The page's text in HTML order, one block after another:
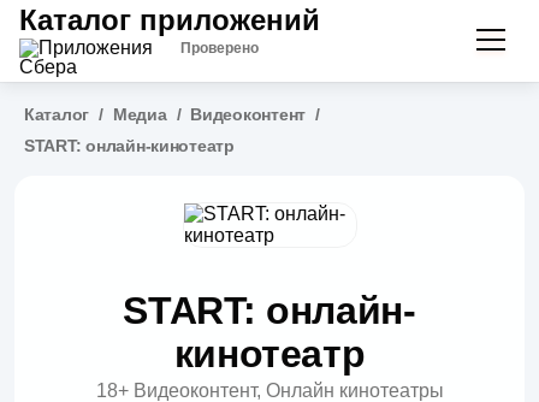
Каталог приложений
Проверено
Каталог / Медиа / Видеоконтент /
START: онлайн-кинотеатр
START: онлайн-
кинотеатр
18+ Видеоконтент, Онлайн кинотеатры